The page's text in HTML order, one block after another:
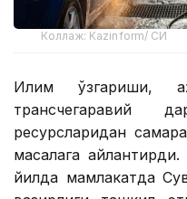
Коллаж: Kazinform/ СИ
Иқлим ўзгариши,
трансчегаравий
ресурсларидан
масалага
йилда мамлакатда